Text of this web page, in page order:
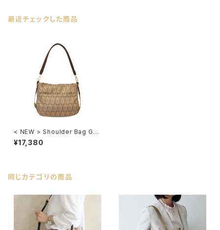
最近チェックした商品
< NEW > Shoulder Bag GV1
06
¥17,380
同じカテゴリの商品